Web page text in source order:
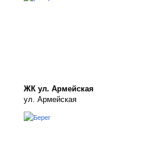
ЖК ул. Армейская
ул. Армейская